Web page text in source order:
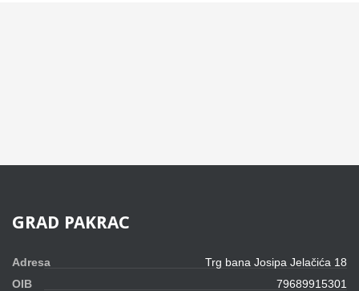
GRAD PAKRAC
Adresa
Trg bana Josipa Jelačića 18
OIB
79689915301